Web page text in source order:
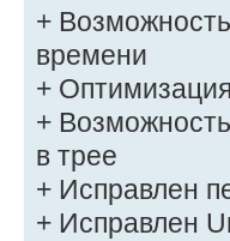
+
времени
+
+
в трее
+ Исправлен
+ Исправлен